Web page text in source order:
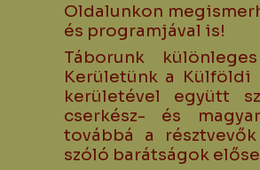
Oldalunkon
és programjával is!
Táborunk
Kerületünk a Külföldi
kerületével együtt
cserkész- és
továbbá a
szóló barátságok